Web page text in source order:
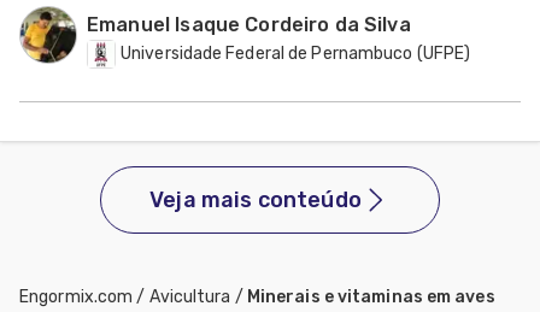
Emanuel Isaque Cordeiro da Silva
Universidade Federal de Pernambuco (UFPE)
Veja mais conteúdo
Engormix.com / Avicultura / Minerais e vitaminas em aves